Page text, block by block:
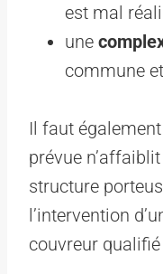
est mal
une
commune
Il faut
prévue
structure
l’intervention
couvreur